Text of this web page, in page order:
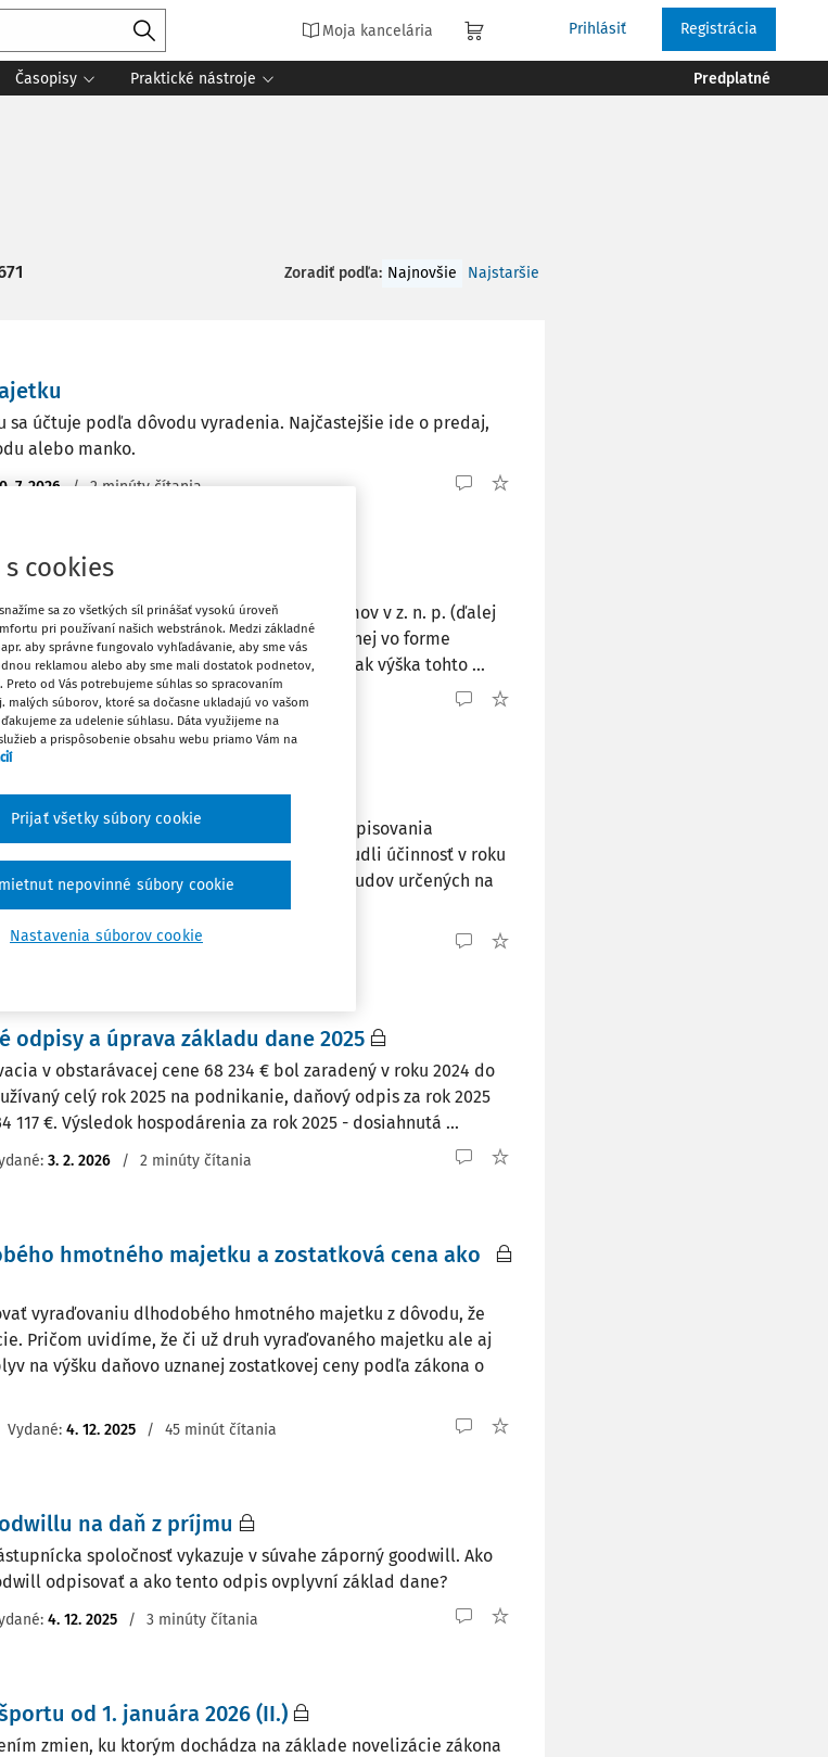
Moja kancelária Prihlásiť Registrácia
Časopisy Praktické nástroje Predplatné
Zoradiť podľa: Najnovšie Najstaršie
sa účtuje podľa dôvodu vyradenia. Najčastejšie ide o predaj,
alebo manko.
7. 2026 / 2 minúty čítania
daňových odpisov v roku 2026
zákona č. 595/2003 Z.z. o dani z príjmov v z. n. p. (ďalej
hodnoty majetku, najčastejšie vyjadrenej vo forme
teda znižujú základ dane z príjmov, avšak výška tohto ...
14. 5. 2026 / 19 minút čítania
analýze legislatívnych zmien v oblasti odpisovania
opráv ubytovacích zariadení, ktoré nadobudli účinnosť v roku
možnosť zvýhodneného odpisovania budov určených na
14. 5. 2026 / 19 minút čítania
odpisy a úprava základu dane 2025
v obstarávacej cene 68 234 € bol zaradený v roku 2024 do
celý rok 2025 na podnikanie, daňový odpis za rok 2025
117 €. Výsledok hospodárenia za rok 2025 - dosiahnutá ...
3. 2. 2026 / 2 minúty čítania
hmotného majetku a zostatková cena ako
vyraďovaniu dlhodobého hmotného majetku z dôvodu, že
Pričom uvidíme, že či už druh vyraďovaného majetku ale aj
na výšku daňovo uznanej zostatkovej ceny podľa zákona o
Vydané: 4. 12. 2025 / 45 minút čítania
na daň z príjmu
spoločnosť vykazuje v súvahe záporný goodwill. Ako
odpisovať a ako tento odpis ovplyvní základ dane?
4. 12. 2025 / 3 minúty čítania
od 1. januára 2026 (II.)
zmien, ku ktorým dochádza na základe novelizácie zákona
s cookies
sa zo všetkých síl prinášať vysokú úroveň
pri používaní našich webstránok. Medzi základné
aby správne fungovalo vyhľadávanie, aby sme vás
reklamou alebo aby sme mali dostatok podnetov,
Preto od Vás potrebujeme súhlas so spracovaním
malých súborov, ktoré sa dočasne ukladajú vo vašom
za udelenie súhlasu. Dáta využijeme na
a prispôsobenie obsahu webu priamo Vám na
Nastavenia súborov cookie
nepovinné súbory cookie
Prijať všetky súbory cookie